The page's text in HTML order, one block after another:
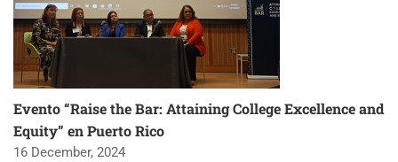
Evento “Raise the Bar: Attaining College Excellence and
Equity” en Puerto Rico
16 December, 2024